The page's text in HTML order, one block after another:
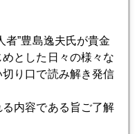
者”豊島逸夫氏が貴金
とした日々の様々な
り口で読み解き発信
内容である旨ご了解